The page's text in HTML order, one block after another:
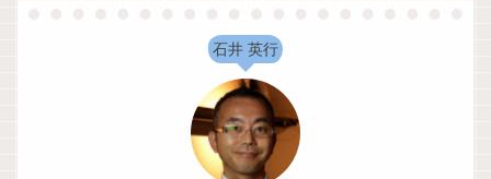
石井 英行